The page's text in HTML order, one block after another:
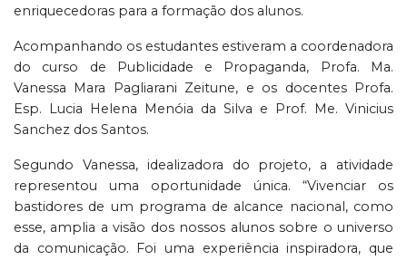
enriquecedoras para a formação dos alunos.
Acompanhando os estudantes estiveram a coordenadora
do curso de Publicidade e Propaganda, Profa. Ma.
Vanessa Mara Pagliarani Zeitune, e os docentes Profa.
Esp. Lucia Helena Menóia da Silva e Prof. Me. Vinicius
Sanchez dos Santos.
Segundo Vanessa, idealizadora do projeto, a atividade
representou uma oportunidade única. “Vivenciar os
bastidores de um programa de alcance nacional, como
esse, amplia a visão dos nossos alunos sobre o universo
da comunicação. Foi uma experiência inspiradora, que